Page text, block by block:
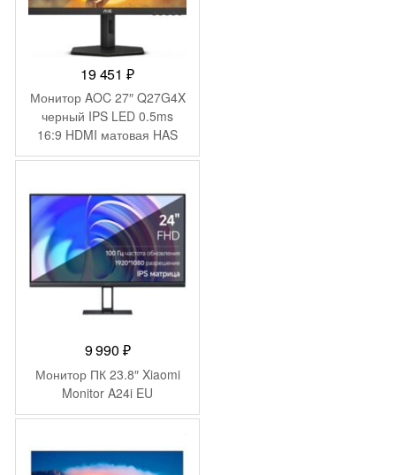
19 451₽
Монитор AOC 27″ Q27G4X
черный IPS LED 0.5ms
16:9 HDMI матовая HAS
Piv 450cd 178гр/178гр
FreeSync Premium DP 2K
5.29кг
9 990 ₽
Монитор ПК 23.8″ Xiaomi
Monitor A24i EU